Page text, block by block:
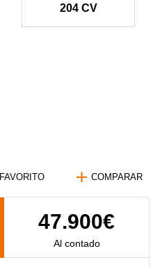
204 CV
FAVORITO COMPARAR
47.900€
Al contado